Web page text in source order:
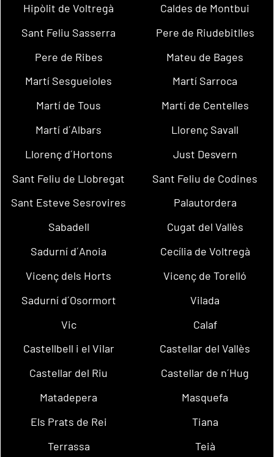
Hipòlit de Voltregà
Caldes de Montbui
Sant Feliu Sasserra
Pere de Riudebitlles
Pere de Ribes
Mateu de Bages
Martí Sesgueioles
Martí Sarroca
Martí de Tous
Martí de Centelles
Martí d´Albars
Llorenç Savall
Llorenç d´Hortons
Just Desvern
Sant Feliu de Llobregat
Sant Feliu de Codines
Sant Esteve Sesrovires
Palautordera
Sabadell
Cugat del Vallès
Sadurní d´Anoia
Cecília de Voltregà
Vicenç dels Horts
Vicenç de Torelló
Sadurní d´Osormort
Vilada
Vic
Calaf
Castellbell i el Vilar
Castellar del Vallès
Castellar del Riu
Castellar de n´Hug
Matadepera
Masquefa
Els Prats de Rei
Tiana
Terrassa
Teià